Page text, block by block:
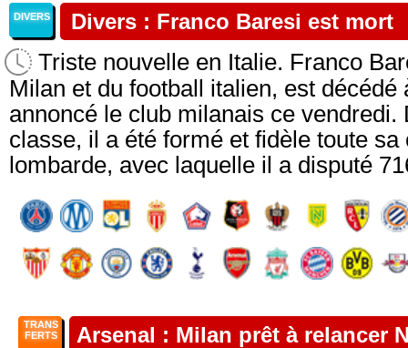
DIVERS Divers : Franco Baresi est mort
Triste nouvelle en Italie. Franco
Milan et du football italien, est décédé
annoncé le club milanais ce vendredi.
classe, il a été formé et fidèle toute
lombarde, avec laquelle il a disputé
TRANS
FERTS
Arsenal : Milan prêt à relancer